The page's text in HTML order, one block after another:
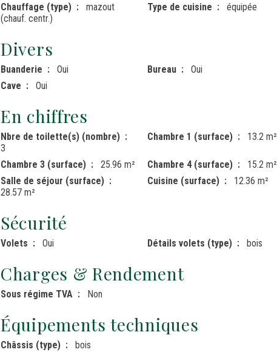
Chauffage (type)
mazout
(chauf. centr.)
Type de cuisine équipée
Divers
Buanderie Oui Bureau Oui
Cave
Oui
En chiffres
Nbre de toilette(s) (nombre)
3
Chambre 1 (surface) 13.2 m²
Chambre 3 (surface) 25.96 m² Chambre 4 (surface) 15.2 m²
Salle de séjour (surface)
28.57 m²
Cuisine (surface) 12.36 m²
Sécurité
Volets Oui Détails volets (type) bois
Charges & Rendement
Sous régime TVA Non
Équipements techniques
Châssis (type) bois